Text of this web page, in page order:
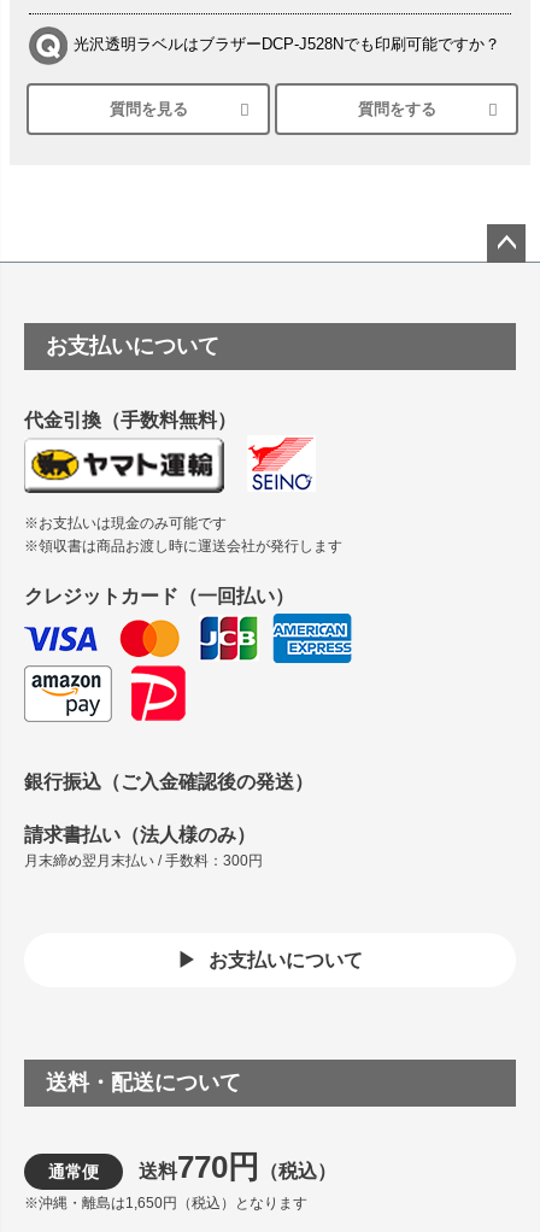
光沢透明ラベルはブラザーDCP-J528Nでも印刷可能ですか？
シルバーペーパーにEPSON EP-30VAで印刷するときの設定
は？
塩ビのロール紙で離型紙が透明の商品はありますか
つや消し半透明ラベルのロールタイプはありますか？
縦420mm×横650mmの包装紙に適した紙はありますか？
質問を見る 質問をする
ップ
お支払いについて
代金引換（手数料無料）
※お支払いは現金のみ可能です
※領収書は商品お渡し時に運送会社が発行します
クレジットカード（一回払い）
銀行振込（ご入金確認後の発送）
請求書払い（法人様のみ）
月末締め翌月末払い / 手数料：300円
お支払いについて
送料・配送について
通常便 送料770円 （税込）
※沖縄・離島は1,650円（税込）となります